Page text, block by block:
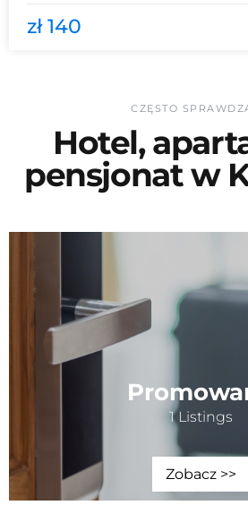
zł 140
CZĘSTO
Hotel,
pensjonat w
1 Listings
Zobacz >>